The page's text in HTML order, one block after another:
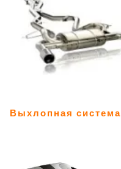
Выхлопная система